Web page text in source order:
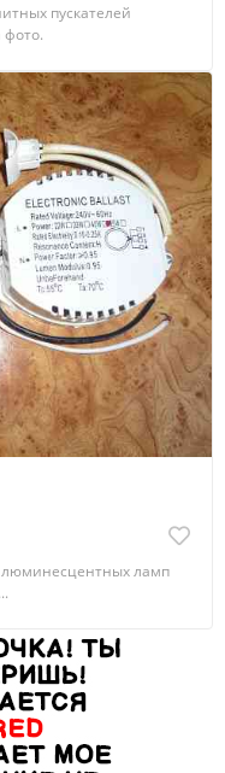
пускателей
фото.
люминесцентных ламп